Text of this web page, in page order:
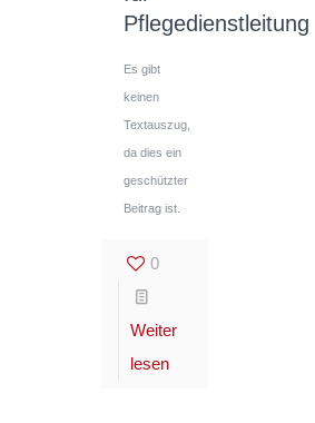
Pflegedienstleitung
Es gibt
keinen
Textauszug,
da dies ein
geschützter
Beitrag ist.
0
Weiter
lesen